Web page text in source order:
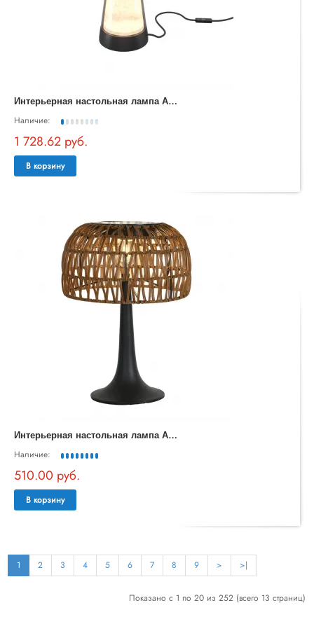
И
нтерьерная настольная лампа Artefact MOD484TL-L8BK
Наличие:
1 728.62 руб.
В корзину
И
нтерьерная настольная лампа Assolato 4833-1T
Наличие:
510.00 руб.
В корзину
1 2 3 4 5 6 7 8 9 > >|
Показано с 1 по 20 из 252 (всего 13 страниц)